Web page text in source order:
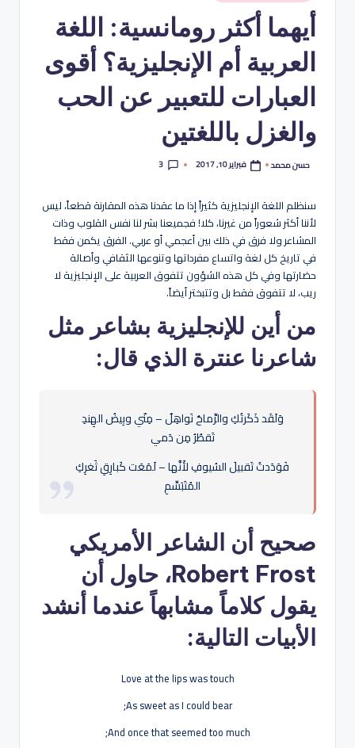
أيهما أكثر رومانسية: اللغة
العربية أم الإنجليزية؟ أقوى
العبارات للتعبير عن الحب
والغزل باللغتين
تمّ
حسن محمد فبراير 10, 2017 3
سنظلم اللغة الإنجليزية كثيراً إذا ما عقدنا هذه المقارنة قطعاً، ليس
لأننا أكثر شعوراً من غيرنا، كلا! فجميعنا بشر لنا نفس القلوب وذات
المشاعر ولا فرق في ذلك بين أعجمي أو عربي. الفرق يكمن فقط
في تاريخ كل لغة واتساع مفرداتها وتنوعها الثقافي وأصالة
حضارتها وفي كل هذه الشؤون تتفوق العربية على الإنجليزية لا
ريب، لا تتفوق فقط بل وتتبختر أيضاً.
من أين للإنجليزية بشاعر مثل
شاعرنا عنترة الذي قال:
وَلَقَد ذَكَرتُكِ والرِّماحُ نَواهِلٌ – مِنّي وبِيضُ الهِندِ
تَقطُرُ مِن دَمي
فَوَدَدتُ تَقبيلَ السُيوفِ لأَنَّها – لَمَعَت كَبارِقِ ثَغرِكِ
المُتَبَسِّمِ
صحيح أن الشاعر الأمريكي
Robert Frost، حاول أن
يقول كلاماً مشابهاً عندما أنشد
الأبيات التالية:
Love at the lips was touch
As sweet as I could bear;
And once that seemed too much;